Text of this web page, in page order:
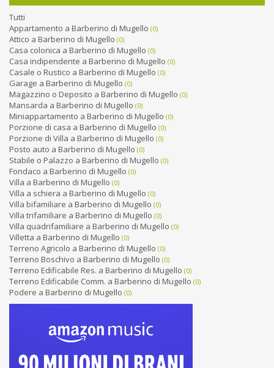
Tutti
Appartamento a Barberino di Mugello (0)
Attico a Barberino di Mugello (0)
Casa colonica a Barberino di Mugello (0)
Casa indipendente a Barberino di Mugello (0)
Casale o Rustico a Barberino di Mugello (0)
Garage a Barberino di Mugello (0)
Magazzino o Deposito a Barberino di Mugello (0)
Mansarda a Barberino di Mugello (0)
Miniappartamento a Barberino di Mugello (0)
Porzione di casa a Barberino di Mugello (0)
Porzione di Villa a Barberino di Mugello (0)
Posto auto a Barberino di Mugello (0)
Stabile o Palazzo a Barberino di Mugello (0)
Fondaco a Barberino di Mugello (0)
Villa a Barberino di Mugello (0)
Villa a schiera a Barberino di Mugello (0)
Villa bifamiliare a Barberino di Mugello (0)
Villa trifamiliare a Barberino di Mugello (0)
Villa quadrifamiliare a Barberino di Mugello (0)
Villetta a Barberino di Mugello (0)
Terreno Agricolo a Barberino di Mugello (0)
Terreno Boschivo a Barberino di Mugello (0)
Terreno Edificabile Res. a Barberino di Mugello (0)
Terreno Edificabile Comm. a Barberino di Mugello (0)
Podere a Barberino di Mugello (0)